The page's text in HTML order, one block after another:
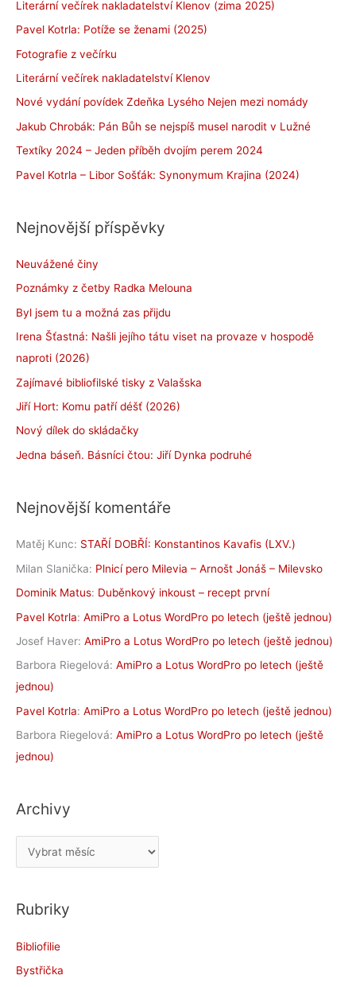
Literární večírek nakladatelství Klenov (zima 2025)
Pavel Kotrla: Potíže se ženami (2025)
Fotografie z večírku
Literární večírek nakladatelství Klenov
Nové vydání povídek Zdeňka Lysého Nejen mezi nomády
Jakub Chrobák: Pán Bůh se nejspíš musel narodit v Lužné
Textíky 2024 – Jeden příběh dvojím perem 2024
Pavel Kotrla – Libor Sošťák: Synonymum Krajina (2024)
Nejnovější příspěvky
Neuvážené činy
Poznámky z četby Radka Melouna
Byl jsem tu a možná zas přijdu
Irena Šťastná: Našli jejího tátu viset na provaze v hospodě
naproti (2026)
Zajímavé bibliofilské tisky z Valašska
Jiří Hort: Komu patří déšť (2026)
Nový dílek do skládačky
Jedna báseň. Básníci čtou: Jiří Dynka podruhé
Nejnovější komentáře
Matěj Kunc: STAŘÍ DOBŘÍ: Konstantinos Kavafis (LXV.)
Milan Slanička: Plnicí pero Milevia – Arnošt Jonáš – Milevsko
Dominik Matus: Duběnkový inkoust – recept první
Pavel Kotrla: AmiPro a Lotus WordPro po letech (ještě jednou)
Josef Haver: AmiPro a Lotus WordPro po letech (ještě jednou)
Barbora Riegelová: AmiPro a Lotus WordPro po letech (ještě
jednou)
Pavel Kotrla: AmiPro a Lotus WordPro po letech (ještě jednou)
Barbora Riegelová: AmiPro a Lotus WordPro po letech (ještě
jednou)
Archivy
r
h
v
y
Rubriky
Bibliofilie
Bystřička